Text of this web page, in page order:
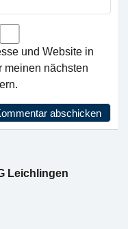
und Website in
meinen nächsten
Leichlingen